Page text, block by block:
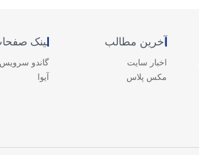
آخرین مطالب
اخبار سایت
مکس پلاس
لینک
گاندو سرویس
آیوا